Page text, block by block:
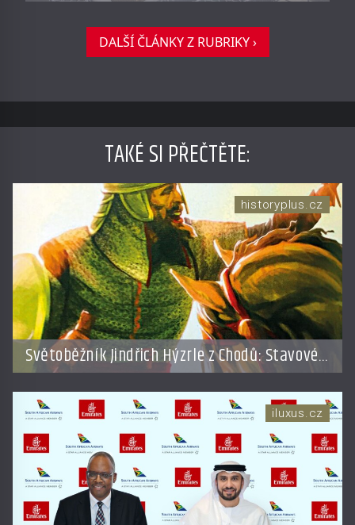
DALŠÍ ČLÁNKY Z RUBRIKY ›
TAKÉ SI PŘEČTĚTE:
Světoběžník Jindřich Hýzrle z Chodů: Stavové
ho měli za zrádce
historyplus.cz
iluxus.cz